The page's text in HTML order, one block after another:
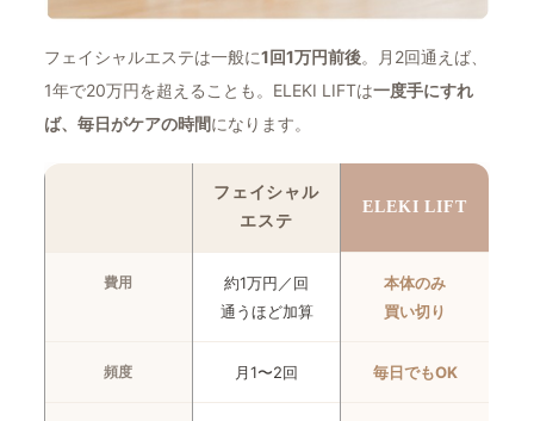
フェイシャルエステは一般に1回1万円前後。月2回通えば、
1年で20万円を超えることも。ELEKI LIFTは一度手にすれ
ば、毎日がケアの時間になります。
フェイシャル
エステ
ELEKI LIFT
費用
約1万円／回
通うほど加算
本体のみ
買い切り
頻度 月1〜2回 毎日でもOK